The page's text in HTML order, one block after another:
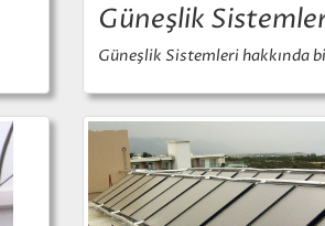
Güneşlik
Güneşlik Sistemleri hakkında